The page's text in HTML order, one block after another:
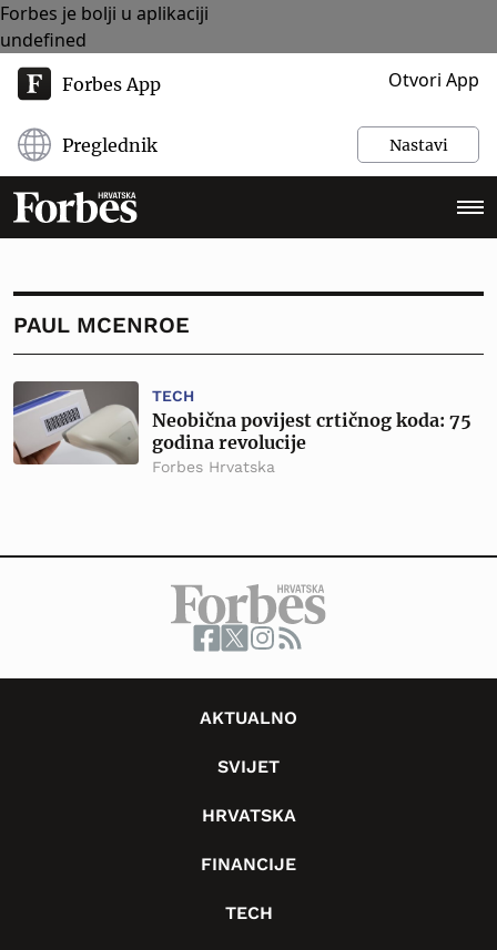
Forbes je bolji u aplikaciji
undefined
Forbes App Otvori App
Preglednik Nastavi
PAUL MCENROE
TECH
Neobična povijest crtičnog koda: 75
godina revolucije
Forbes Hrvatska
AKTUALNO
SVIJET
HRVATSKA
FINANCIJE
TECH